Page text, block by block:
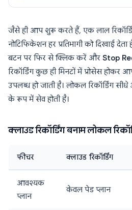
जैसे ही आप शुरू करते हैं, एक लाल
नोटिफिकेशन हर प्रतिभागी को दिखाई
बटन पर फिर से क्लिक करें और Stop
रिकॉर्डिंग कुछ ही मिनटों में प्रोसेस
उपलब्ध हो जाती है। लोकल रिकॉर्डिंग
के रूप में सेव होती है।
क्लाउड रिकॉर्डिंग बनाम लोकल
फीचर क्लाउड रिकॉर्डिंग
आवश्यक
प्लान
केवल पेड प्लान